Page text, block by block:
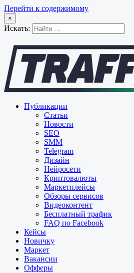
Перейти к содержимому
×
Искать:
Публикации
Статьи
Новости
SEO
SMM
Telegram
Дизайн
Нейросети
Криптовалюты
Маркетплейсы
Обзоры сервисов
Видеоконтент
Бесплатный трафик
FAQ по Facebook
Кейсы
Новичку
Маркет
Вакансии
Офферы